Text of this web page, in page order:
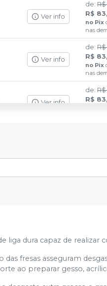
Ver info
de:
R$
no Pix
nas
Ver info
de:
R$
no Pix
nas
Ver info
de:
R$
nas
de:
liga dura capaz de realizar
fresas asseguram
ao preparar gesso,